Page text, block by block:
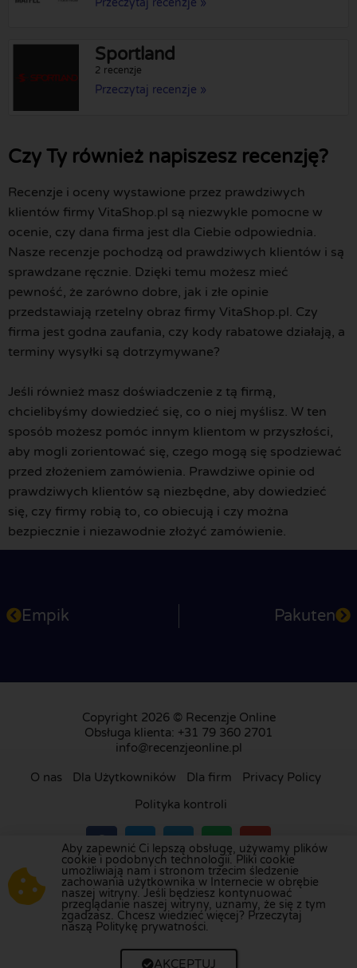
Przeczytaj recenzje »
Sportland
2 recenzje
Przeczytaj recenzje »
Czy Ty również napiszesz recenzję?
Recenzje i oceny wystawione przez prawdziwych
klientów firmy VitaShop.pl są niezwykle pomocne w
ocenie, czy dana firma jest dla Ciebie odpowiednia.
Nasze recenzje pochodzą od prawdziwych klientów i są
sprawdzane ręcznie. Dzięki temu możesz mieć
pewność, że zarówno dobre, jak i złe opinie
przedstawiają rzetelny obraz firmy VitaShop.pl. Czy
firma jest godna zaufania, czy kody rabatowe działają, a
terminy wysyłki są dotrzymywane?
Jeśli również masz doświadczenie z tą firmą,
chcielibyśmy dowiedzieć się, co o niej myślisz. W ten
sposób możesz pomóc innym klientom w przyszłości,
aby mogli zorientować się, czego mogą się spodziewać
przed złożeniem zamówienia. Prawdziwe opinie od
prawdziwych klientów są niezbędne, aby dowiedzieć
się, czy firmy robią to, co obiecują i czy można
bezpiecznie i niezawodnie złożyć zamówienie.
Empik Pakuten
Copyright 2026 © Recenzje Online
Obsługa klienta: +31 79 360 2701
info@recenzjeonline.pl
O nas Dla Użytkowników Dla firm
Privacy Policy
Polityka kontroli
Odwiedź naszą platformę recenzji wHolandii,
Wielkiej Brytanii,Francji,Niemczech,Belgii,
Hiszpanii,Włoszech, Portugalii,Danii,Finlandii i
Szwecji.
Aby zapewnić Ci lepszą obsługę, używamy plików
cookie i podobnych technologii. Pliki cookie
umożliwiają nam i stronom trzecim śledzenie
zachowania użytkownika w Internecie w obrębie
naszej witryny. Jeśli będziesz kontynuować
przeglądanie naszej witryny, uznamy, że się z tym
zgadzasz. Chcesz wiedzieć więcej? Przeczytaj
naszą Politykę prywatności.
AKCEPTUJ